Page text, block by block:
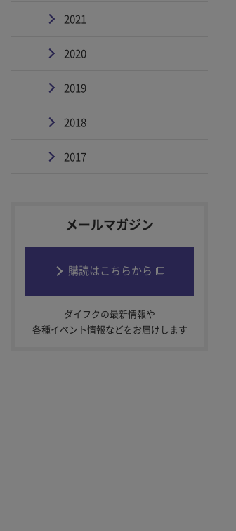
2021
2020
2019
2018
2017
メールマガジン
購読はこちらから
ダイフクの最新情報や
各種イベント情報などをお届けします